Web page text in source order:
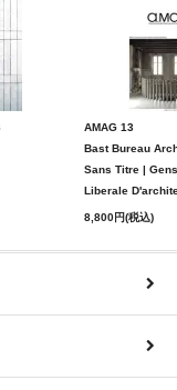
AMAG 13
Bast Bureau
Sans Titre |
Liberale
8,800円(税込)